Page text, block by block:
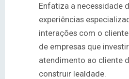
Enfatiza a necessidade
experiências
interações com o
de empresas que
atendimento ao cliente
construir lealdade.